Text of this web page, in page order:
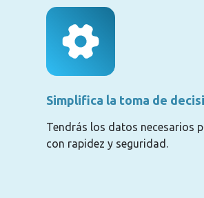
Simplifica la toma de
Tendrás los datos necesarios
con rapidez y seguridad.